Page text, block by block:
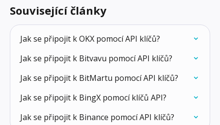
Související články
Jak se připojit k OKX pomocí API klíčů?
Jak se připojit k Bitvavu pomocí API klíčů?
Jak se připojit k BitMartu pomocí API klíčů?
Jak se připojit k BingX pomocí klíčů API?
Jak se připojit k Binance pomocí API klíčů?